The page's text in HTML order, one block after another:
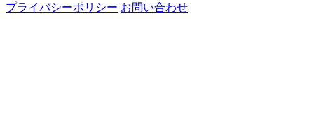
プライバシーポリシー お問い合わせ